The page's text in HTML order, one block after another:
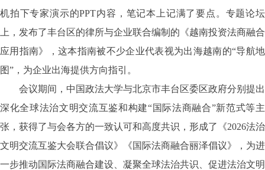
机拍下专家演示的PPT内容，笔记本上记满了要点。专题论坛
上，发布了丰台区的律所与企业联合编制的《越南投资法商融合
应用指南》，这本指南被不少企业代表视为出海越南的“导航地
图”，为企业出海提供方向指引。
会议期间，中国政法大学与北京市丰台区委区政府分别提出
深化全球法治文明交流互鉴和构建“国际法商融合”新范式等主
张，获得了与会各方的一致认可和高度共识，形成了《2026法治
文明交流互鉴大会联合倡议》《国际法商融合丽泽倡议》，为进
一步推动国际法商融合建设、凝聚全球法治共识、促进法治文明